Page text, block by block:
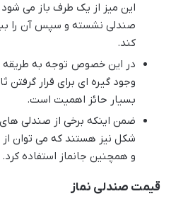
این میز از یک طرف باز می شود
صندلی نشسته و سپس آن را
کند.
در این خصوص توجه به طریقه
وجود گیره ای برای قرار
بسیار حائز اهمیت است.
ضمن اینکه برخی از صندلی
شکل نیز هستند که می توان از
و همچنین جانماز استفاده کرد.
قیمت صندلی نماز